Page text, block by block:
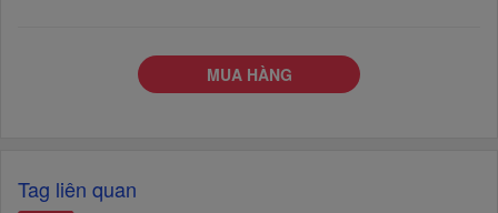
MUA HÀNG
Tag liên quan